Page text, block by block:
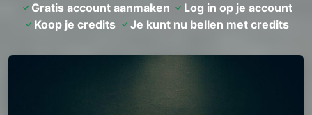
Gratis account aanmaken
Log in op je account
Koop je credits
Je kunt nu bellen met credits